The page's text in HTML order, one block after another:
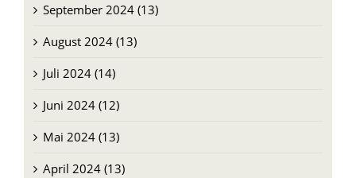
September 2024 (13)
August 2024 (13)
Juli 2024 (14)
Juni 2024 (12)
Mai 2024 (13)
April 2024 (13)